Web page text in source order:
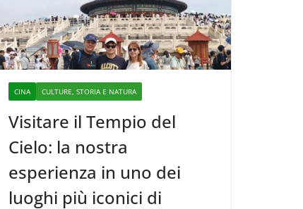
CINA CULTURE, STORIA E NATURA
Visitare il Tempio del
Cielo: la nostra
esperienza in uno dei
luoghi più iconici di